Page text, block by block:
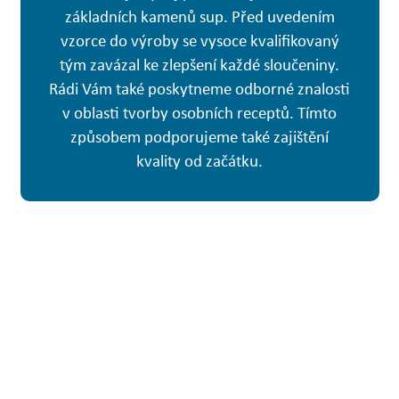
základních kamenů sup. Před uvedením
vzorce do výroby se vysoce kvalifikovaný
tým zavázal ke zlepšení každé sloučeniny.
Rádi Vám také poskytneme odborné znalosti
v oblasti tvorby osobních receptů. Tímto
způsobem podporujeme také zajištění
kvality od začátku.